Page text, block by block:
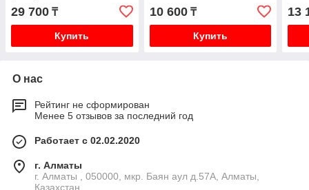
29 700 ₸
Купить
10 600₸
Купить
13
О нас
Рейтинг не сформирован
Менее 5 отзывов за последний год
Работает с 02.02.2020
г. Алматы
г. Алматы , 050000, мкр. Баян аул д.57А, Алматы,
Казахстан